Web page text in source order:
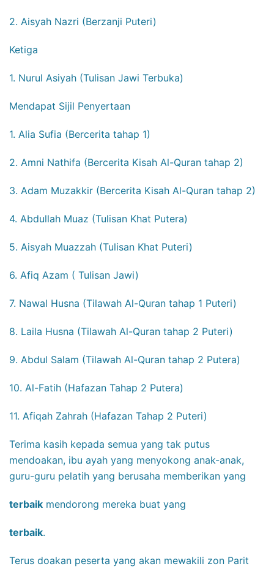
2. Aisyah Nazri (Berzanji Puteri)
Ketiga
1. Nurul Asiyah (Tulisan Jawi Terbuka)
Mendapat Sijil Penyertaan
1. Alia Sufia (Bercerita tahap 1)
2. Amni Nathifa (Bercerita Kisah Al-Quran tahap 2)
3. Adam Muzakkir (Bercerita Kisah Al-Quran tahap 2)
4. Abdullah Muaz (Tulisan Khat Putera)
5. Aisyah Muazzah (Tulisan Khat Puteri)
6. Afiq Azam ( Tulisan Jawi)
7. Nawal Husna (Tilawah Al-Quran tahap 1 Puteri)
8. Laila Husna (Tilawah Al-Quran tahap 2 Puteri)
9. Abdul Salam (Tilawah Al-Quran tahap 2 Putera)
10. Al-Fatih (Hafazan Tahap 2 Putera)
11. Afiqah Zahrah (Hafazan Tahap 2 Puteri)
Terima kasih kepada semua yang tak putus
mendoakan, ibu ayah yang menyokong anak-anak,
guru-guru pelatih yang berusaha memberikan yang
terbaik mendorong mereka buat yang
terbaik.
Terus doakan peserta yang akan mewakili zon Parit